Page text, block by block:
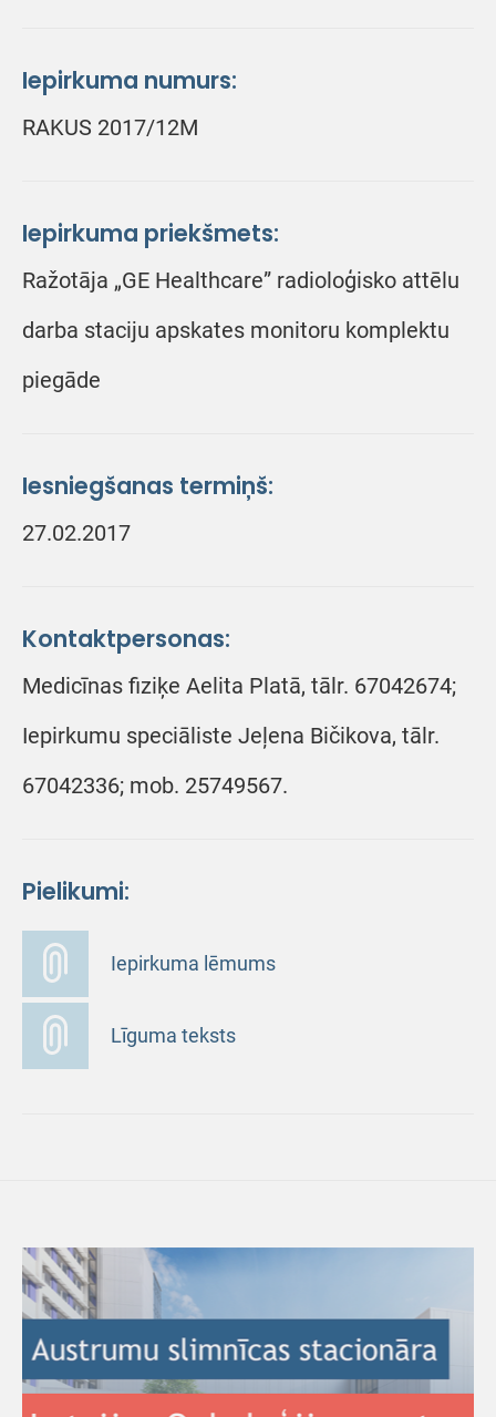
Iepirkuma numurs:
RAKUS 2017/12M
Iepirkuma priekšmets:
Ražotāja „GE Healthcare” radioloģisko attēlu
darba staciju apskates monitoru komplektu
piegāde
Iesniegšanas termiņš:
27.02.2017
Kontaktpersonas:
Medicīnas fiziķe Aelita Platā, tālr. 67042674;
Iepirkumu speciāliste Jeļena Bičikova, tālr.
67042336; mob. 25749567.
Pielikumi:
Iepirkuma lēmums
Līguma teksts